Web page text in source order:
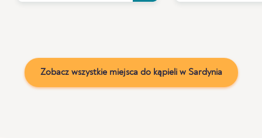
Zobacz wszystkie miejsca do kąpieli w Sardynia